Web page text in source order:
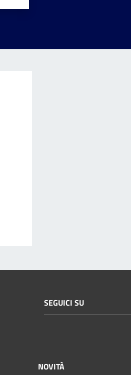
SEGUICI SU
NOVITÀ